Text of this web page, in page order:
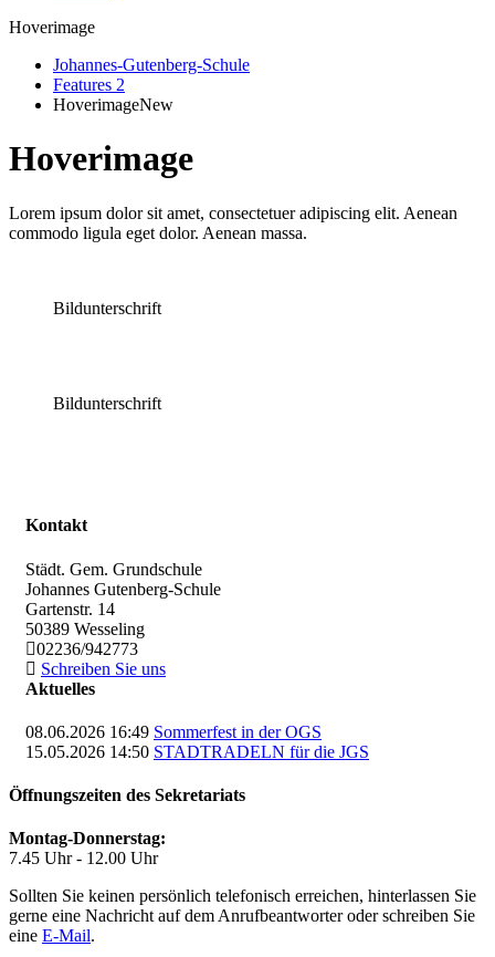
Hoverimage
Johannes-Gutenberg-Schule
Features 2
HoverimageNew
Hoverimage
Lorem ipsum dolor sit amet, consectetuer adipiscing elit. Aenean
commodo ligula eget dolor. Aenean massa.
Bildunterschrift
Bildunterschrift
Kontakt
Städt. Gem. Grundschule
Johannes Gutenberg-Schule
Gartenstr. 14
50389 Wesseling
02236/942773
Schreiben Sie uns
Aktuelles
08.06.2026 16:49 Sommerfest in der OGS
15.05.2026 14:50 STADTRADELN für die JGS
Öffnungszeiten des Sekretariats
Montag-Donnerstag:
7.45 Uhr - 12.00 Uhr
Sollten Sie keinen persönlich telefonisch erreichen, hinterlassen Sie
gerne eine Nachricht auf dem Anrufbeantworter oder schreiben Sie
eine E-Mail.